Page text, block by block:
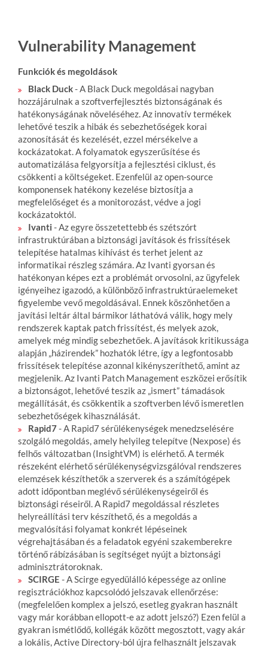
Vulnerability Management
Funkciók és megoldások
Black Duck- A Black Duck megoldásai nagyban
hozzájárulnak a szoftverfejlesztés biztonságának és
hatékonyságának növeléséhez. Az innovatív termékek
lehetővé teszik a hibák és sebezhetőségek korai
azonosítását és kezelését, ezzel mérsékelve a
kockázatokat. A folyamatok egyszerűsítése és
automatizálása felgyorsítja a fejlesztési ciklust, és
csökkenti a költségeket. Ezenfelül az open-source
komponensek hatékony kezelése biztosítja a
megfelelőséget és a monitorozást, védve a jogi
kockázatoktól.
Ivanti - Az egyre összetettebb és szétszórt
infrastruktúrában a biztonsági javítások és frissítések
telepítése hatalmas kihívást és terhet jelent az
informatikai részleg számára. Az Ivanti gyorsan és
hatékonyan képes ezt a problémát orvosolni, az ügyfelek
igényeihez igazodó, a különböző infrastruktúraelemeket
figyelembe vevő megoldásával. Ennek köszönhetően a
javítási leltár által bármikor láthatóvá válik, hogy mely
rendszerek kaptak patch frissítést, és melyek azok,
amelyek még mindig sebezhetőek. A javítások kritikussága
alapján „házirendek” hozhatók létre, így a legfontosabb
frissítések telepítése azonnal kikényszeríthető, amint az
megjelenik. Az Ivanti Patch Management eszközei erősítik
a biztonságot, lehetővé teszik az „ismert” támadások
megállítását, és csökkentik a szoftverben lévő ismeretlen
sebezhetőségek kihasználását.
Rapid7- A Rapid7 sérülékenységek menedzselésére
szolgáló megoldás, amely helyileg telepítve (Nexpose) és
felhős változatban (InsightVM) is elérhető. A termék
részeként elérhető sérülékenységvizsgálóval rendszeres
elemzések készíthetők a szerverek és a számítógépek
adott időpontban meglévő sérülékenységeiről és
biztonsági réseiről. A Rapid7 megoldással részletes
helyreállítási terv készíthető, és a megoldás a
megvalósítási folyamat konkrét lépéseinek
végrehajtásában és a feladatok egyéni szakemberekre
történő rábízásában is segítséget nyújt a biztonsági
adminisztrátoroknak.
SCIRGE - A Scirge egyedülálló képessége az online
regisztrációkhoz kapcsolódó jelszavak ellenőrzése:
(megfelelően komplex a jelszó, esetleg gyakran használt
vagy már korábban ellopott-e az adott jelszó?) Ezen felül a
gyakran ismétlődő, kollégák között megosztott, vagy akár
a lokális, Active Directory-ból újra felhasznált jelszavak